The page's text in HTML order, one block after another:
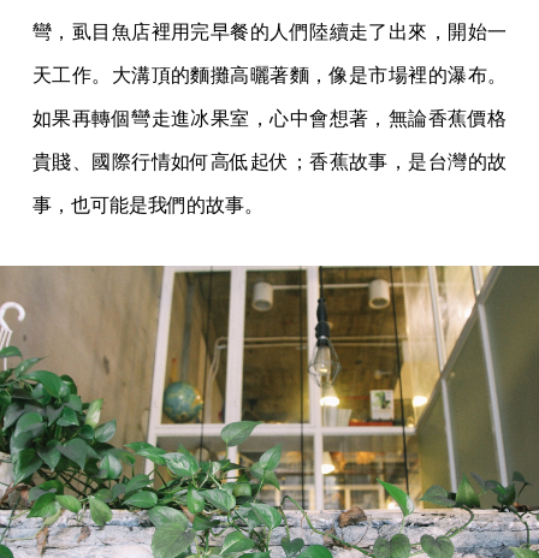
彎，虱目魚店裡用完早餐的人們陸續走了出來，開始一
天工作。大溝頂的麵攤高曬著麵，像是市場裡的瀑布。
如果再轉個彎走進冰果室，心中會想著，無論香蕉價格
貴賤、國際行情如何高低起伏；香蕉故事，是台灣的故
事，也可能是我們的故事。